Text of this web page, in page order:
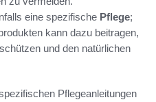
eine spezifische Pflege;
kann dazu beitragen,
und den natürlichen
Pflegeanleitungen